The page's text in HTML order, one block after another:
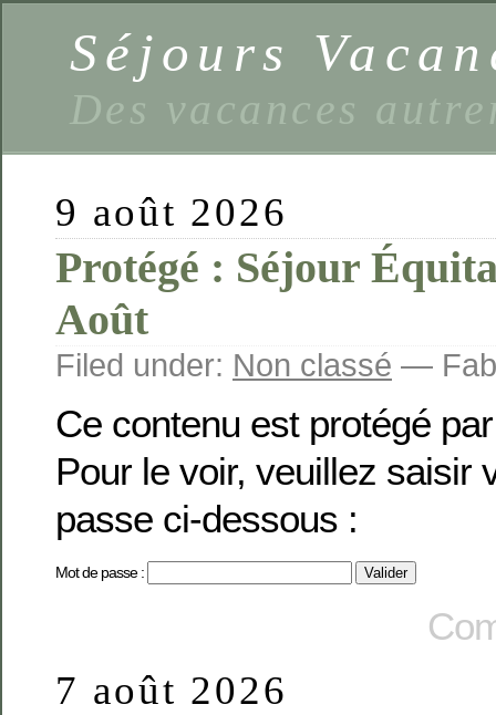
Séjours
Des vacances
9 août 2026
Protégé : Séjour
Août
Filed under: Non classé —
Ce contenu est protégé
Pour le voir, veuillez saisir
passe ci-dessous :
Mot de passe :
7 août 2026